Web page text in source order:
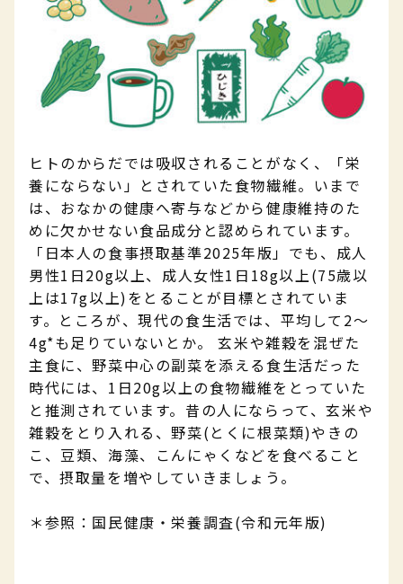
ヒトのからだでは吸収されることがなく、「栄
養にならない」とされていた食物繊維。いまで
は、おなかの健康へ寄与などから健康維持のた
めに欠かせない食品成分と認められています。
「日本人の食事摂取基準2025年版」でも、​成人
男性1日20g以上、成人女性1日18g以上(75歳以
上は17g以上)をとることが目標とされていま
す。​ところが、現代の食生活では、平均して2～
4g*も足りていないとか。 玄米や雑穀を混ぜた
主食に、野菜中心の副菜を添える食生活だった
時代には、1日20g以上の食物繊維をとっていた
と推測されています。昔の人にならって、玄米や
雑穀をとり入れる、野菜(とくに根菜類)やきの
こ、豆類、海藻、こんにゃくなどを食べること
で、摂取量を増やしていきましょう。
＊参照：国民健康・栄養調査(令和元年版)